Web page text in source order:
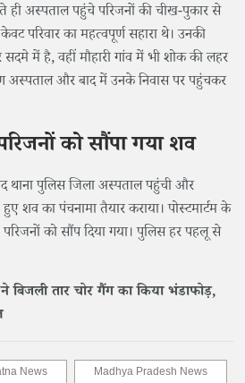
ही अस्पताल पहुंचे परिजनों की चीख-पुकार से
परिवार का महत्वपूर्ण सहारा थे। उनकी
में है, वहीं मौहारी गांव में भी शोक की लहर
अस्पताल और बाद में उनके निवास पर पहुंचकर
को सौंपा गया शव
थाना पुलिस जिला अस्पताल पहुंची और
शव का पंचनामा तैयार कराया। पोस्टमार्टम के
को सौंप दिया गया। पुलिस हर पहलू से
तार चोर गैंग का किया भंडाफोड़,
News
Madhya Pradesh News